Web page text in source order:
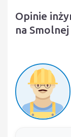
Opinie
na Smolnej